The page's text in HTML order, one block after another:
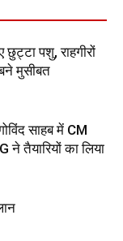
पशु, राहगीरों
मुसीबत
साहब में CM
ने तैयारियों का लिया